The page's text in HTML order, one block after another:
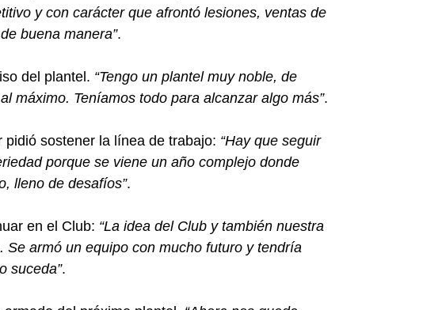
y con carácter que afrontó lesiones, ventas de
buena manera”.
del plantel. “Tengo un plantel muy noble, de
máximo. Teníamos todo para alcanzar algo más”.
sostener la línea de trabajo: “Hay que seguir
porque se viene un año complejo donde
lleno de desafíos”.
en el Club: “La idea del Club y también nuestra
armó un equipo con mucho futuro y tendría
suceda”.